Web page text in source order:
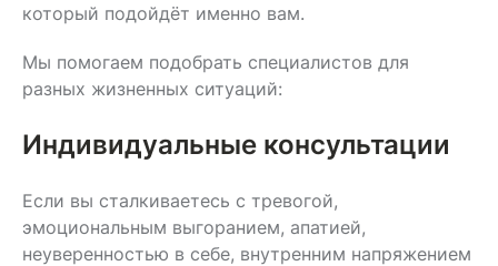
который подойдёт именно вам.
Мы помогаем подобрать специалистов для
разных жизненных ситуаций:
Индивидуальные консультации
Если вы сталкиваетесь с тревогой,
эмоциональным выгоранием, апатией,
неуверенностью в себе, внутренним напряжением